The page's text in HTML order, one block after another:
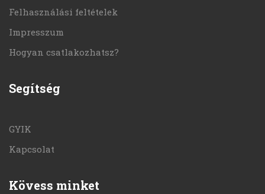
Felhasználási feltételek
Impresszum
Hogyan csatlakozhatsz?
Segítség
GYIK
Kapcsolat
Kövess minket